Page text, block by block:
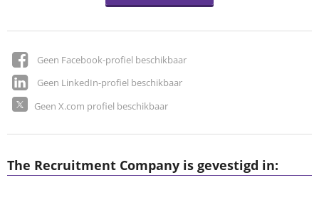
Geen Facebook-profiel beschikbaar
Geen LinkedIn-profiel beschikbaar
Geen X.com profiel beschikbaar
The Recruitment Company is gevestigd in: